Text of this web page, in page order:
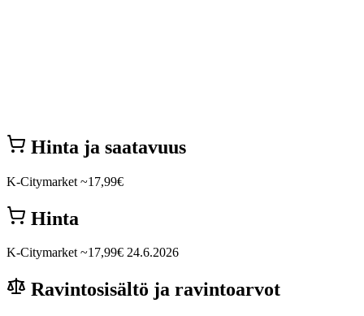
Hinta ja saatavuus
K-Citymarket ~17,99€
Hinta
K-Citymarket ~17,99€ 24.6.2026
Ravintosisältö ja ravintoarvot